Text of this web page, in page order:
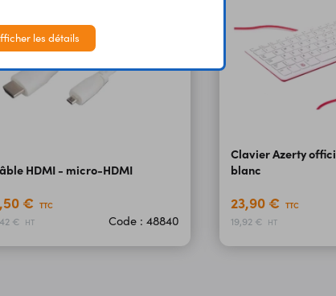
HDMI - micro-HDMI
€ TTC
€ HT Code : 48840
Clavier Azerty
blanc
23,90 € TTC
19,92 € HT
les détails